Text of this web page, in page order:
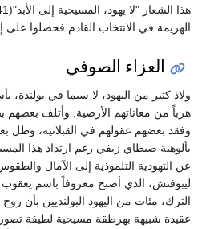
الهزيمة في الانتخاب القادم فحصلوا على إلغاء
العزاء الصوفي
ولاذ كثير من اليهود، لا سيما في بولندة،
هرباً من معاناتهم الأرضية. وأتلف بعضهم
وفقد بعضهم عقولهم في القبلانية، وظل
بألوهية صبطاي زيفي رغم ارتداد هذا
عن التهودية التلموذية إلى الآمال
ليبوفتش، الذي أصبح معروفاً باسم
الترك، مئات من اليهود البولنديين بأن
عقيدة شبيهة بهرطقة مسيحية لطيفة